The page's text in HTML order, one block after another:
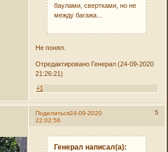
баулами, свертками, но не
между багажа...
Не понял.
Отредактировано Генерал (24-09-2020
21:26:21)
+1
Поделиться 5
24-09-2020
22:02:56
Генерал написал(а):